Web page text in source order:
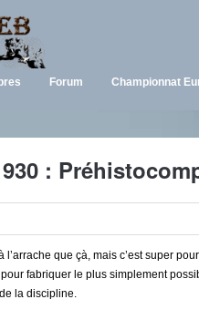
Forum Championnat
:
l’arrache que çà, mais c’est super
fabriquer le plus simplement
la discipline.